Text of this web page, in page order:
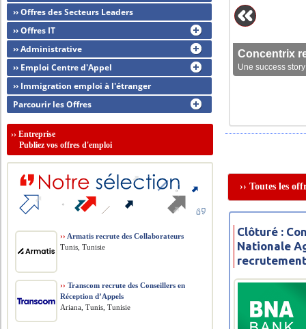
Concentrix
Une success
›› Toutes les
Clôturé :
Nationale
›› Offres des Secteurs Leaders
›› Offres IT
›› Administrative
›› Emploi Centre d'Appel
›› Immigration emploi à l'étranger
Parcourir les Offres
››Entreprise
Publiez vos offres d'emploi
›› Armatis recrute des Collaborateurs
Tunis, Tunisie
›› Transcom recrute des Conseillers en
Réception d’Appels
Ariana, Tunis, Tunisie